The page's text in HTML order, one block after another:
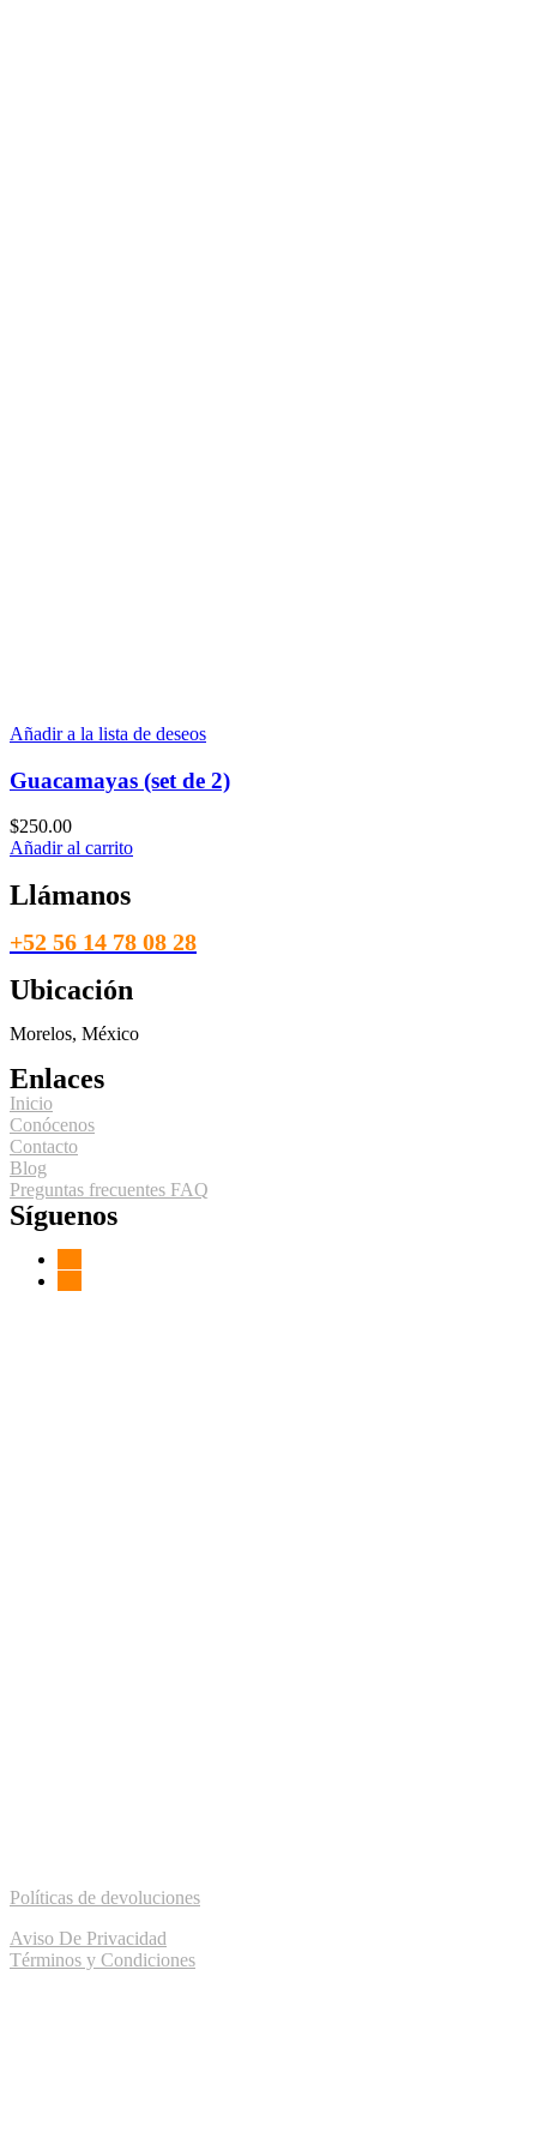
Añadir a la lista de deseos
Guacamayas (set de 2)
$250.00
Añadir al carrito
Llámanos
+52 56 14 78 08 28
Ubicación
Morelos, México
Enlaces
Inicio
Conócenos
Contacto
Blog
Preguntas frecuentes FAQ
Síguenos
Políticas de devoluciones
Aviso De Privacidad
Términos y Condiciones